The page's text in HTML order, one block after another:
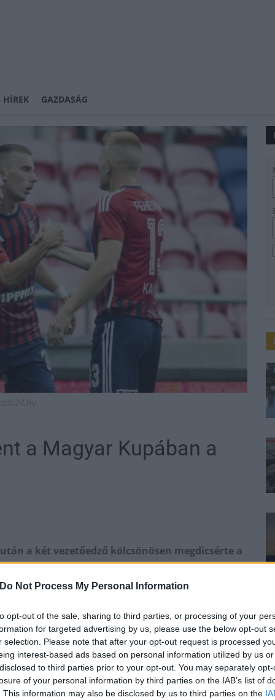
Do Not Process My Personal Information
opt-out of the sale, sharing to third parties, or processing of your
for targeted advertising by us, please use the below opt-out
selection. Please note that after your opt-out request is processed
interest-based ads based on personal information utilized by us
to third parties prior to your opt-out. You may separately
of your personal information by third parties on the IAB’s list of
This information may also be disclosed by us to third parties on the
HÍREK GAZDASÁG
a Magyar Kupában a
a két vezetőedző kölcsönösen megdicsérte a
megérdemelten lépett tovább a Vidi.
Ivan Szaponjics szerezte. Ezek voltak az első
után a két szakvezető
jutott tovább - írja aznb1.hu.